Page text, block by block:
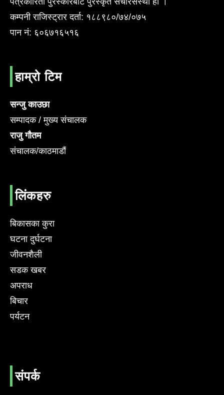
कम्पनी राजिस्ट्रार दर्ता: १८८९८०/७४/०७५
पान नं: ६०६७१६५१६
हाम्रो टिम
सन्जु काउछा
सम्पादक / मुख्य संचालक
राजु गौतम
संचालक/काठमाडौं
लिंकहरु
बिकासका कुरा
घटना दुर्घटना
जीवनशैली
सडक खबर
अपराध
बिचार
पर्यटन
संपर्क